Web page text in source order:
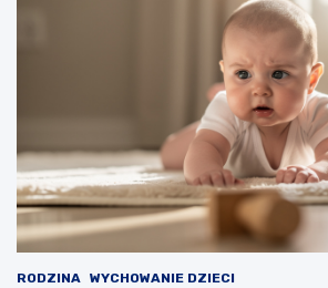
RODZINA WYCHOWANIE DZIECI